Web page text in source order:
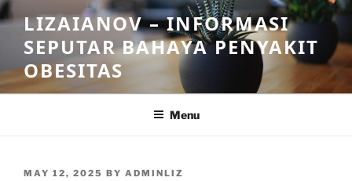
Skip
to
content
LIZAIANOV – INFORMASI
SEPUTAR BAHAYA PENYAKIT
OBESITAS
Menu
POSTED
MAY 12, 2025 BY ADMINLIZ